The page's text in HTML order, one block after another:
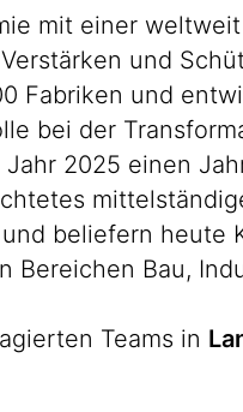
mit einer
und
Fabriken und
bei der
2025 einen
beliefern
Bereichen Bau,
Teams in